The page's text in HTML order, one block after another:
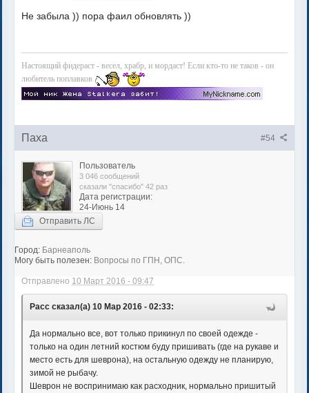
Не забыла )) пора фаил обновлять ))
Настоящий фидераст - весел, храбр, и мордаст! Если кто-то не таков - он
любитель поплавков
#54
Паха
Пользователь
3 046 сообщений
сказали "спасибо" 42 раз
Дата регистрации:
24-Июнь 14
Отправить ЛС
Город: Барнеаполь
Могу быть полезен: Вопросы по ГПН, ОПС.
Отправлено 10 Март 2016 - 09:47
Расс сказал(а) 10 Мар 2016 - 02:33:
Да нормально все, вот только прикинул по своей одежде -
только на один летний костюм буду пришивать (где на рукаве и
место есть для шеврона), на остальную одежду не планирую,
зимой не рыбачу.
Шеврон не воспринимаю как расходник, нормально пришитый